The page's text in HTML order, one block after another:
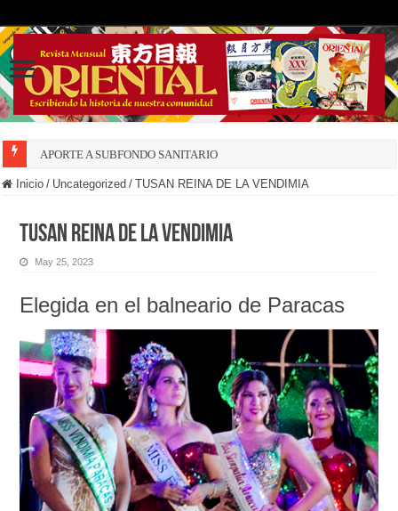
APORTE A SUBFONDO SANITARIO
Inicio / Uncategorized / TUSAN REINA DE LA VENDIMIA
TUSAN REINA DE LA VENDIMIA
May 25, 2023
Elegida en el balneario de Paracas